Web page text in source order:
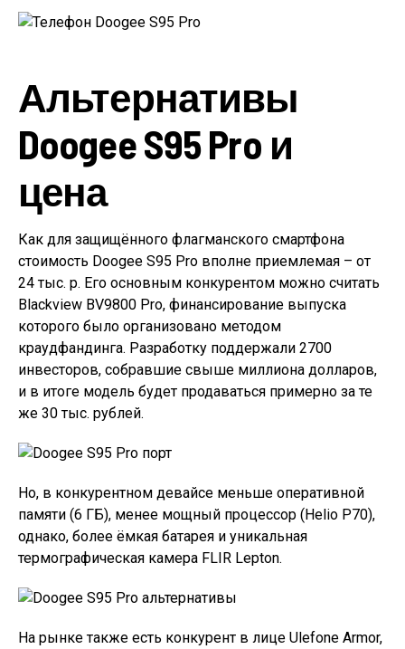
Альтернативы
Doogee S95 Pro и
цена
Как для защищённого флагманского смартфона
стоимость Doogee S95 Pro вполне приемлемая – от
24 тыс. р. Его основным конкурентом можно считать
Blackview BV9800 Pro, финансирование выпуска
которого было организовано методом
краудфандинга. Разработку поддержали 2700
инвесторов, собравшие свыше миллиона долларов,
и в итоге модель будет продаваться примерно за те
же 30 тыс. рублей.
Но, в конкурентном девайсе меньше оперативной
памяти (6 ГБ), менее мощный процессор (Helio P70),
однако, более ёмкая батарея и уникальная
термографическая камера FLIR Lepton.
На рынке также есть конкурент в лице Ulefone Armor,